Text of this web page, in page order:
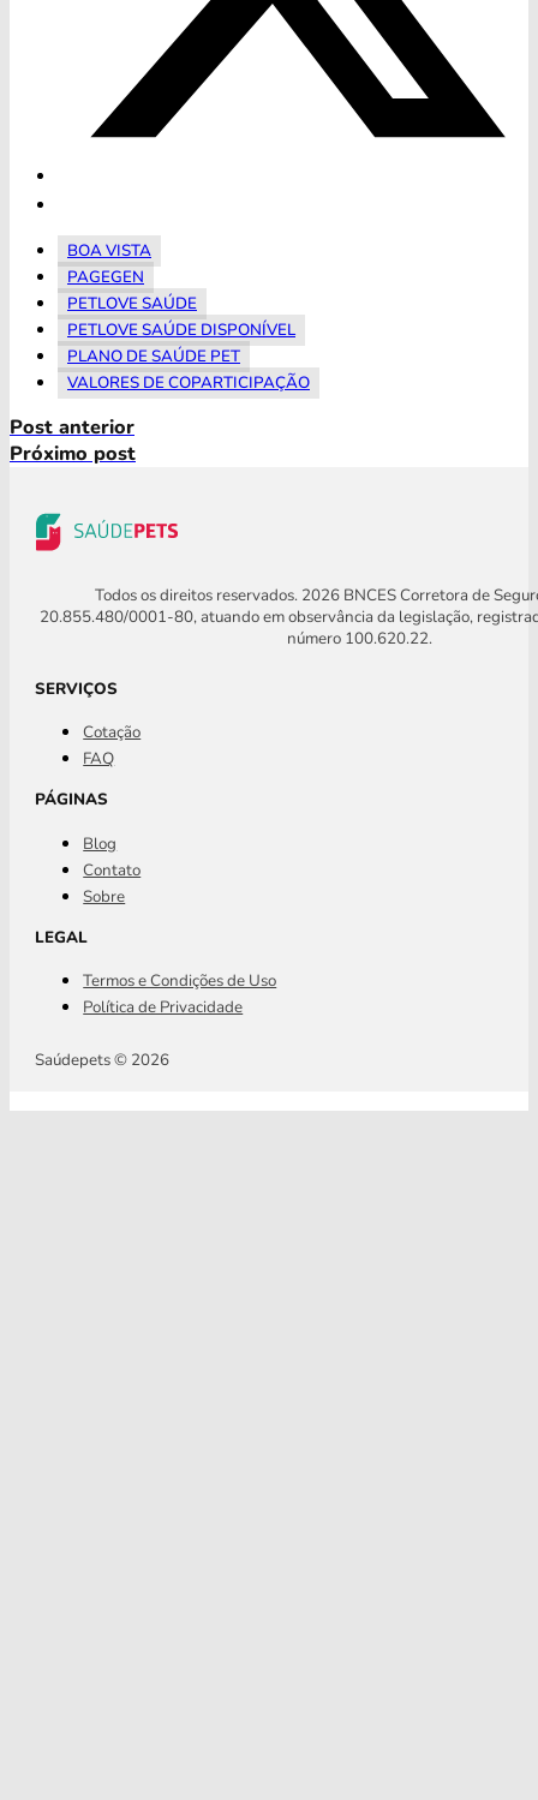
BOA VISTA
PAGEGEN
PETLOVE SAÚDE
PETLOVE SAÚDE DISPONÍVEL
PLANO DE SAÚDE PET
VALORES DE COPARTICIPAÇÃO
Post anterior
Próximo post
Todos os direitos reservados. 2026 BNCES Corretora de
20.855.480/0001-80, atuando em observância da legislação,
número 100.620.22.
SERVIÇOS
Cotação
FAQ
PÁGINAS
Blog
Contato
Sobre
LEGAL
Termos e Condições de Uso
Política de Privacidade
Saúdepets © 2026